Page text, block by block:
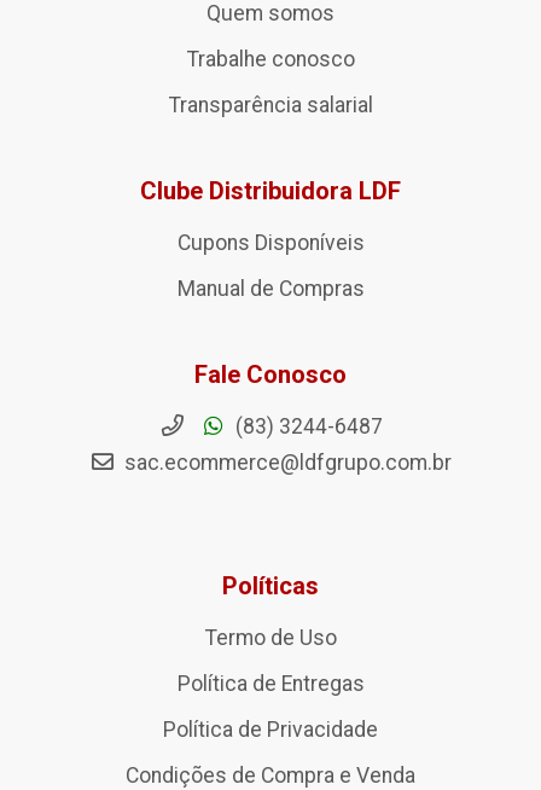
Quem somos
Trabalhe conosco
Transparência salarial
Clube Distribuidora LDF
Cupons Disponíveis
Manual de Compras
Fale Conosco
(83) 3244-6487
sac.ecommerce@ldfgrupo.com.br
Políticas
Termo de Uso
Política de Entregas
Política de Privacidade
Condições de Compra e Venda